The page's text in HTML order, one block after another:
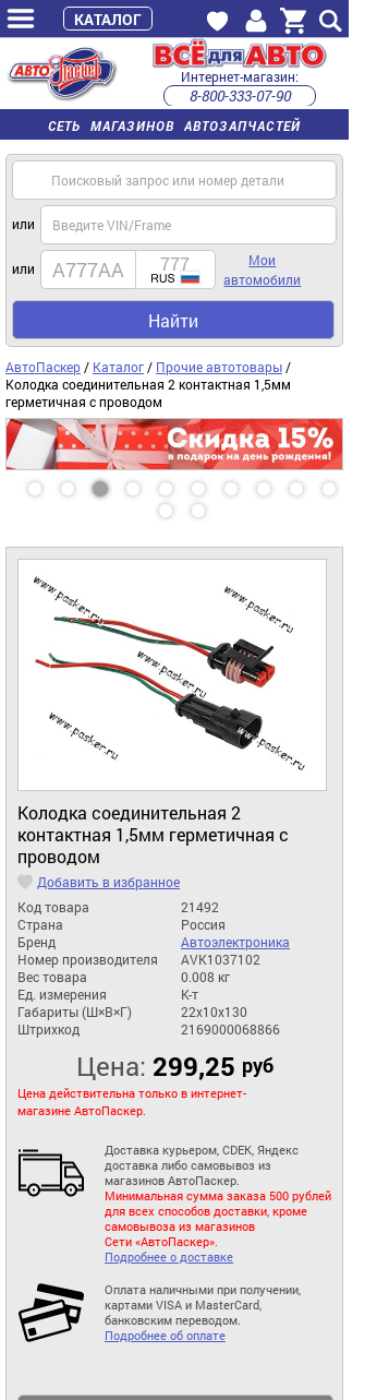
СЕТЬ МАГАЗИНОВ АВТОЗАПЧАСТЕЙ
Интернет-магазин:
8-800-333-07-90
часы работы с 9:00 до 22:00 (пн-пт)
или
или
Мои
автомобили
Найти
АвтоПаскер / Каталог / Прочие автотовары /
Колодка соединительная 2 контактная 1,5мм
герметичная с проводом
Колодка соединительная 2
контактная 1,5мм герметичная с
проводом
Добавить в избранное
Код товара
21492
Страна
Россия
Бренд
Автоэлектроника
Номер производителя
AVK1037102
Вес товара
0.008 кг
Ед. измерения
К-т
Габариты (Ш×В×Г)
22x10x130
Штрихкод
2169000068866
Цена: 299,25 руб
Цена действительна только в интернет-
магазине АвтоПаскер.
Доставка курьером, CDEK, Яндекс
доставка либо самовывоз из
магазинов АвтоПаскер.
Минимальная сумма заказа 500 рублей
для всех способов доставки, кроме
самовывоза из магазинов
Сети «АвтоПаскер».
Подробнее о доставке
Оплата наличными при получении,
картами VISA и MasterCard,
банковским переводом.
Подробнее об оплате
КАТАЛОГ